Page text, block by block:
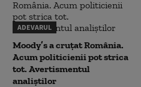
ADEVARUL
Moody’s a cruțat România.
Acum politicienii pot strica
tot. Avertismentul
analiștilor